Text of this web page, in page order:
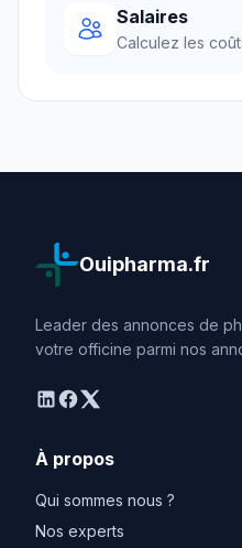
Salaires
Calculez les
Ouipharma.fr
Leader des annonces de
votre officine parmi nos
linkedin
facebook
twitter
À propos
Qui sommes nous ?
Nos experts